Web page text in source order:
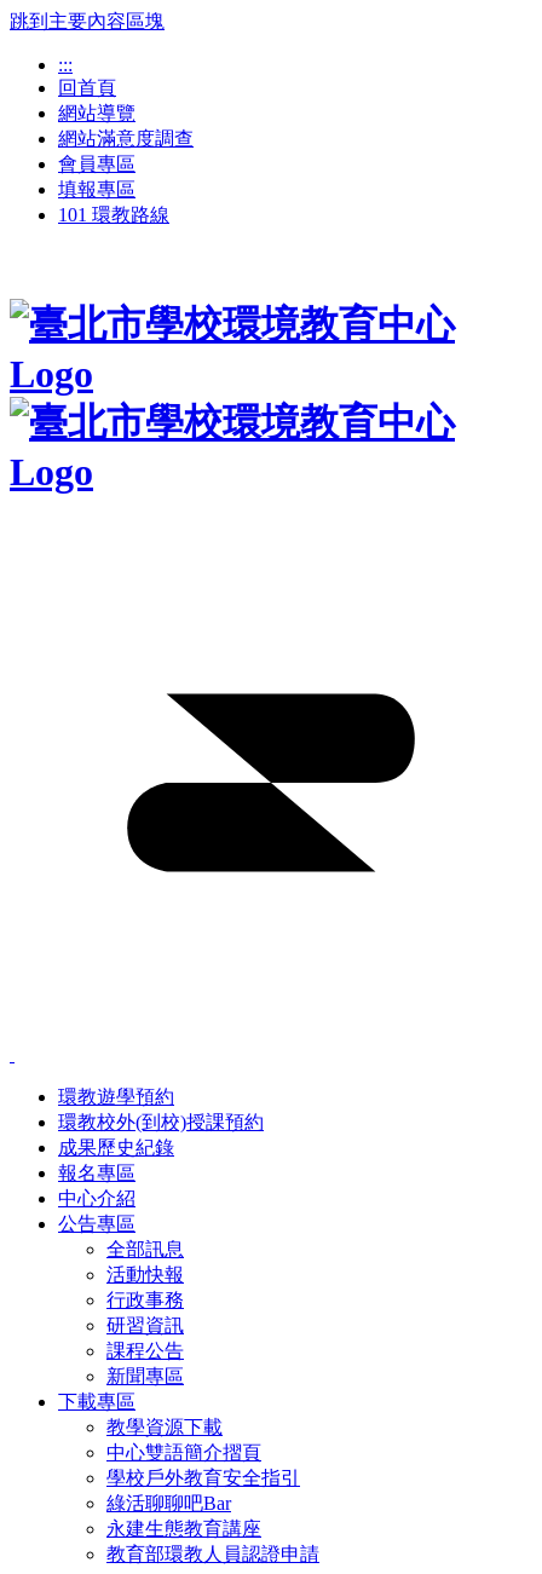
跳到主要內容區塊
:::
回首頁
網站導覽
網站滿意度調查
會員專區
填報專區
101 環教路線
環教遊學預約
環教校外(到校)授課預約
成果歷史紀錄
報名專區
中心介紹
公告專區
全部訊息
活動快報
行政事務
研習資訊
課程公告
新聞專區
下載專區
教學資源下載
中心雙語簡介摺頁
學校戶外教育安全指引
綠活聊聊吧Bar
永建生態教育講座
教育部環教人員認證申請